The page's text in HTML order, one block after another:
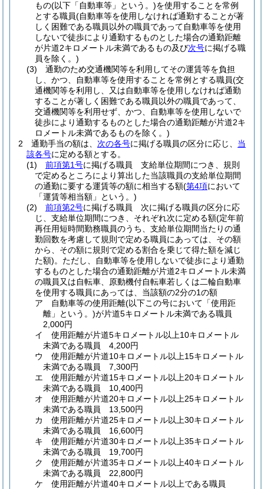
もの(以下「自動車等」という。)を使用することを常例
とする職員(自動車等を使用しなければ通勤することが著
しく困難である職員以外の職員であって自動車等を使用
しないで徒歩により通勤するものとした場合の通勤距離
が片道2キロメートル未満であるもの及び次号に掲げる職
員を除く。)
(3)
通勤のため交通機関等を利用してその運賃等を負担
し、かつ、自動車等を使用することを常例とする職員(交
通機関等を利用し、又は自動車等を使用しなければ通勤
することが著しく困難である職員以外の職員であって、
交通機関等を利用せず、かつ、自動車等を使用しないで
徒歩により通勤するものとした場合の通勤距離が片道2キ
ロメートル未満であるものを除く。)
2
通勤手当の額は、 次の各号に掲げる職員の区分に応じ、 当
該各号に定める額とする。
(1)
前項第1号に掲げる職員 支給単位期間につき、規則
で定めるところにより算出した当該職員の支給単位期間
の通勤に要する運賃等の額に相当する額(第4項において
「運賃等相当額」という。)
(2)
前項第2号に掲げる職員 次に掲げる職員の区分に応
じ、支給単位期間につき、それぞれ次に定める額(定年前
再任用短時間勤務職員のうち、支給単位期間当たりの通
勤回数を考慮して規則で定める職員にあっては、その額
から、その額に規則で定める割合を乗じて得た額を減じ
た額)。 ただし、自動車等を使用しないで徒歩により通勤
するものとした場合の通勤距離が片道2キロメートル未満
の職員又は自転車、原動機付自転車若しくは二輪自動車
を使用する職員にあっては、当該額の2分の1の額
ア
自動車等の使用距離(以下この号において「使用距
離」という。)が片道5キロメートル未満である職員
2,000円
イ
使用距離が片道5キロメートル以上10キロメートル
未満である職員 4,200円
ウ
使用距離が片道10キロメートル以上15キロメートル
未満である職員 7,300円
エ
使用距離が片道15キロメートル以上20キロメートル
未満である職員 10,400円
オ
使用距離が片道20キロメートル以上25キロメートル
未満である職員 13,500円
カ
使用距離が片道25キロメートル以上30キロメートル
未満である職員 16,600円
キ
使用距離が片道30キロメートル以上35キロメートル
未満である職員 19,700円
ク
使用距離が片道35キロメートル以上40キロメートル
未満である職員 22,800円
ケ
使用距離が片道40キロメートル以上である職員